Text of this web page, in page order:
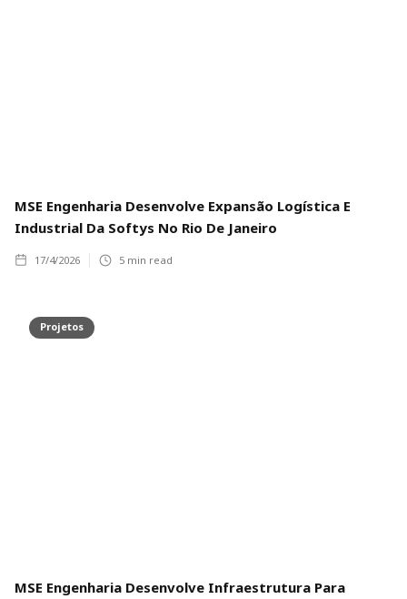
MSE Engenharia Desenvolve Expansão Logística E
Industrial Da Softys No Rio De Janeiro
17/4/2026 5 min read
Projetos
MSE Engenharia Desenvolve Infraestrutura Para